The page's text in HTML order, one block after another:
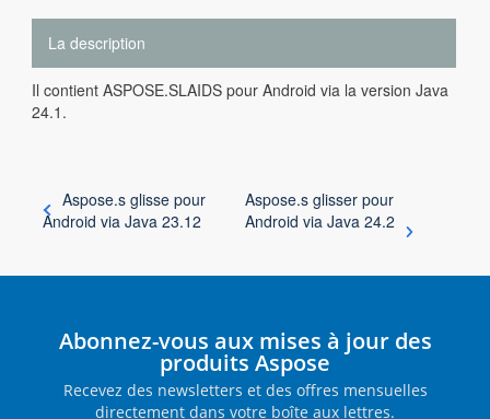
La description
Il contient ASPOSE.SLAIDS pour Android via la version Java
24.1.
Aspose.s glisse pour
Android via Java 23.12
Aspose.s glisser pour
Android via Java 24.2
Abonnez-vous aux mises à jour des
produits Aspose
Recevez des newsletters et des offres mensuelles
directement dans votre boîte aux lettres.